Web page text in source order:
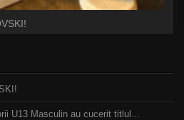
U13 Masculin au cucerit titlul...